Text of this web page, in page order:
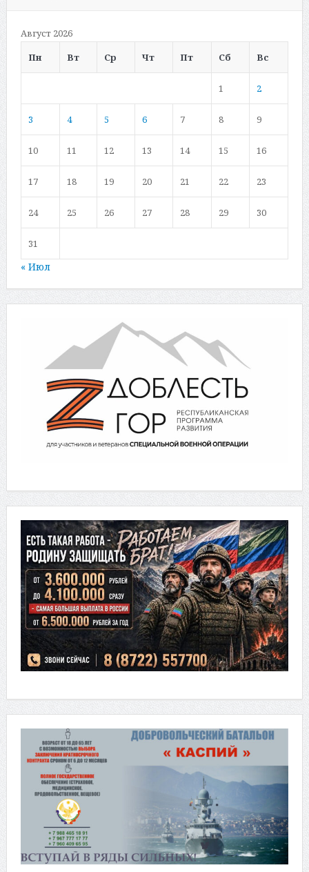
Август 2026
Пн
Вт Ср Чт Пт Сб Вс
1 2
3 4 5 6 7 8 9
10 11 12 13 14 15 16
17 18 19 20 21 22 23
24 25 26 27 28 29 30
31
« Июл